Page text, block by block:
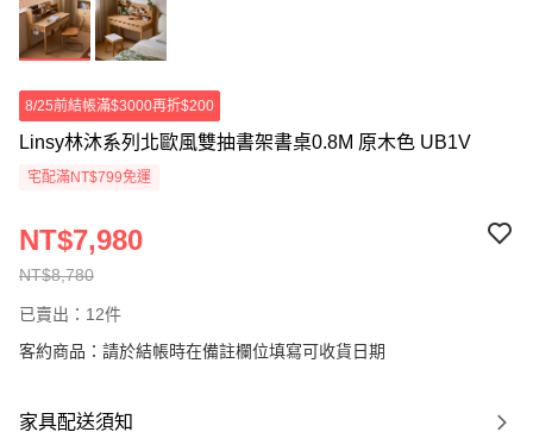
8/25前結帳滿$3000再折$200
Linsy林沐系列北歐風雙抽書架書桌0.8M 原木色 UB1V
宅配滿NT$799免運
NT$8,780
NT$7,980
已賣出：12件
客約商品：請於結帳時在備註欄位填寫可收貨日期
家具配送須知